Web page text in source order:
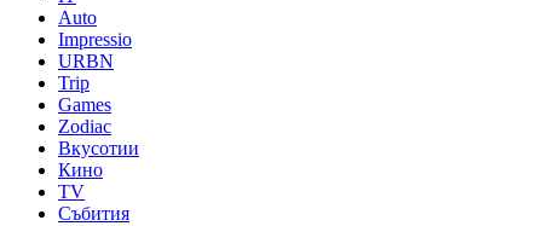
Auto
Impressio
URBN
Trip
Games
Zodiac
Вкусотии
Кино
TV
Събития